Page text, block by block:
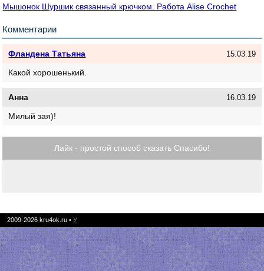
Мышонок Шуршик связанный крючком. Работа Alise Crochet
Комментарии
Фландена Татьяна 15.03.19
Какой хорошенький.
Анна 16.03.19
Милый зая)!
Лайк - простой способ сказать Спасибо!
2009-2026 kru4ok.ru • У